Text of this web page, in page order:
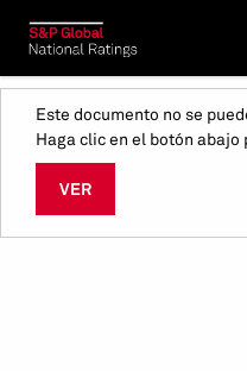
Este documento no se
Haga clic en el botón abajo
VER